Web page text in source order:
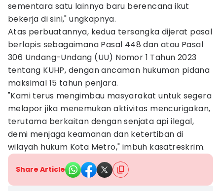
sementara satu lainnya baru berencana ikut
bekerja di sini," ungkapnya.
Atas perbuatannya, kedua tersangka dijerat pasal
berlapis sebagaimana Pasal 448 dan atau Pasal
306 Undang-Undang (UU) Nomor 1 Tahun 2023
tentang KUHP, dengan ancaman hukuman pidana
maksimal 15 tahun penjara.
"Kami terus mengimbau masyarakat untuk segera
melapor jika menemukan aktivitas mencurigakan,
terutama berkaitan dengan senjata api ilegal,
demi menjaga keamanan dan ketertiban di
wilayah hukum Kota Metro," imbuh kasatreskrim.
Share Article